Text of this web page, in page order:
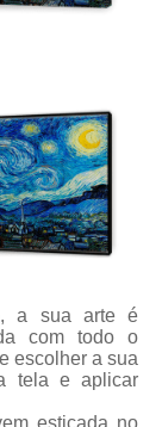
a sua arte é
com todo o
escolher a sua
tela e aplicar
esticada no